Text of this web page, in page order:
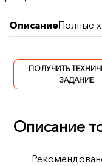
ОписаниеПолные
ПОЛУЧИТЬ
ЗАДАНИЕ
Описание